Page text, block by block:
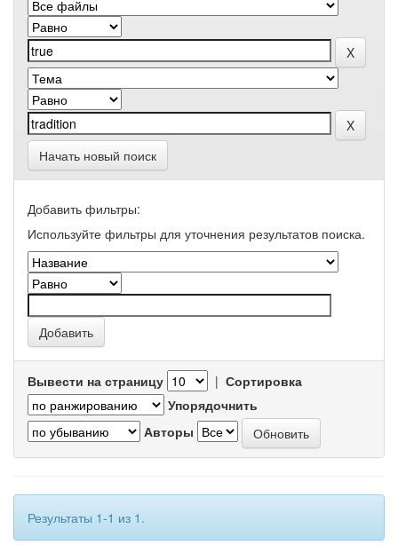
Начать новый поиск
Добавить фильтры:
Используйте фильтры для уточнения результатов поиска.
Вывести на страницу | Сортировка
Упорядочнить
Авторы
Результаты 1-1 из 1.